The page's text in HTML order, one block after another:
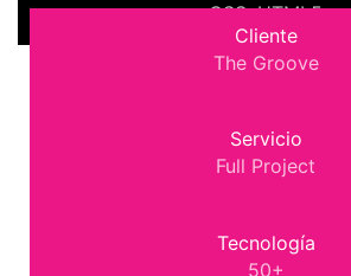
CSS,HTML5
Cliente
The Groove
Servicio
Full Project
Tecnología
50+